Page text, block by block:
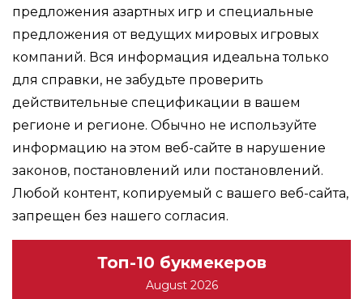
предложения азартных игр и специальные
предложения от ведущих мировых игровых
компаний. Вся информация идеальна только
для справки, не забудьте проверить
действительные спецификации в вашем
регионе и регионе. Обычно не используйте
информацию на этом веб-сайте в нарушение
законов, постановлений или постановлений.
Любой контент, копируемый с вашего веб-сайта,
запрещен без нашего согласия.
Топ-10 букмекеров
August 2026